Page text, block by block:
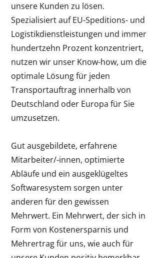
unsere Kunden zu lösen.
Spezialisiert auf EU-Speditions- und
Logistikdienstleistungen und immer
hundertzehn Prozent konzentriert,
nutzen wir unser Know-how, um die
optimale Lösung für jeden
Transportauftrag innerhalb von
Deutschland oder Europa für Sie
umzusetzen.
Gut ausgebildete, erfahrene
Mitarbeiter/-innen, optimierte
Abläufe und ein ausgeklügeltes
Softwaresystem sorgen unter
anderen für den gewissen
Mehrwert. Ein Mehrwert, der sich in
Form von Kostenersparnis und
Mehrertrag für uns, wie auch für